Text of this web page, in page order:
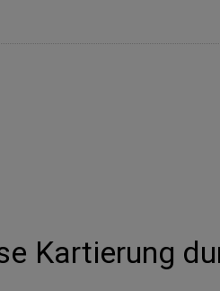
Kartierung